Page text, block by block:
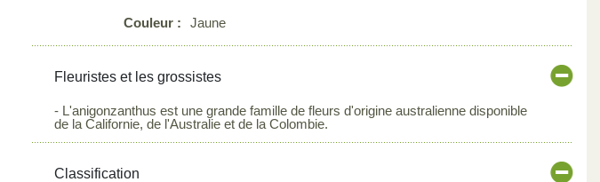
Couleur : Jaune
Fleuristes et les grossistes
- L'anigonzanthus est une grande famille de fleurs d'origine australienne disponible
de la Californie, de l'Australie et de la Colombie.
Classification